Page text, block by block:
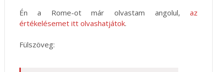
Én a Rome-ot már olvastam angolul,az
értékelésemet itt olvashatjátok.
Fülszöveg: